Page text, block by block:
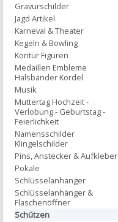
Gravurschilder
Jagd Artikel
Karneval & Theater
Kegeln & Bowling
Kontur Figuren
Medaillen Embleme
Halsbänder Kordel
Musik
Muttertag Hochzeit -
Verlobung - Geburtstag -
Feierlichkeit
Namensschilder
Klingelschilder
Pins, Anstecker & Aufkleber
Pokale
Schlüsselanhänger
Schlüsselanhänger &
Flaschenöffner
Schützen